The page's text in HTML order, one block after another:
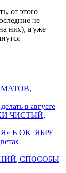
от этого
не
них), а уже
в августе
ЧИСТЫЙ,
В ОКТЯБРЕ
СПОСОБЫ